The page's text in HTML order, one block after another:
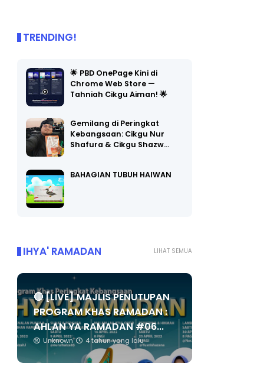
TRENDING!
🌟 PBD OnePage Kini di
Chrome Web Store —
Tahniah Cikgu Aiman! 🌟
Gemilang di Peringkat
Kebangsaan: Cikgu Nur
Shafura & Cikgu Shazw…
BAHAGIAN TUBUH HAIWAN
LIHAT SEMUA
IHYA' RAMADAN
🔴 [LIVE] MAJLIS PENUTUPAN
PROGRAM KHAS RAMADAN :
AHLAN YA RAMADAN #06...
Unknown 4 tahun yang lalu